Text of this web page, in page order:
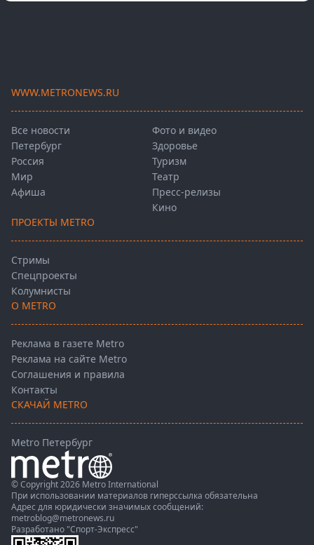
WWW.METRONEWS.RU
Все новости
Петербург
Россия
Мир
Афиша
Фото и видео
Здоровье
Туризм
Театр
Пресс-релизы
Кино
ПРОЕКТЫ METRO
Стримы
Спецпроекты
Колумнисты
О METRO
Реклама в газете Metro
Реклама на сайте Metro
Соглашения и правила
Контакты
СКАЧАЙ METRO
Metro Петербург
© Copyright 2026 Metro International
При использовании материалов гиперссылка обязательна
Адрес для юридически значимых сообщений:
metroblog@metronews.ru
Разработано "Спорт-Экспресс"